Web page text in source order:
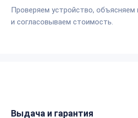
Проверяем устройство, объясняем
и согласовываем стоимость.
Выдача и гарантия